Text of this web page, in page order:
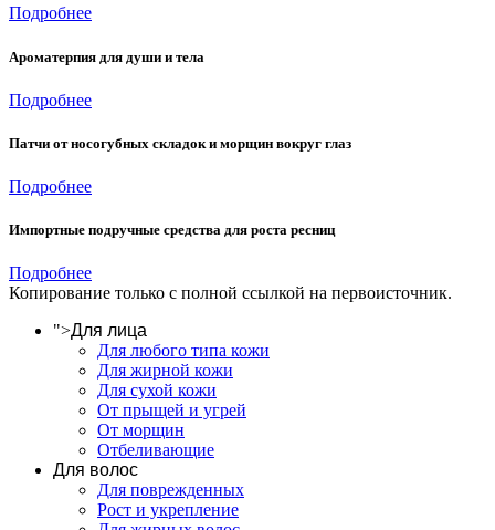
Подробнее
Ароматерпия для души и тела
Подробнее
Патчи от носогубных складок и морщин вокруг глаз
Подробнее
Импортные подручные средства для роста ресниц
Подробнее
Копирование только с полной ссылкой на первоисточник.
">Для лица
Для любого типа кожи
Для жирной кожи
Для сухой кожи
От прыщей и угрей
От морщин
Отбеливающие
Для волос
Для поврежденных
Рост и укрепление